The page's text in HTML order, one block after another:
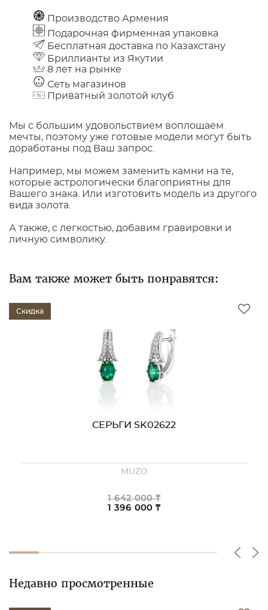
Производство Армения
Подарочная фирменная упаковка
Бесплатная доставка по Казахстану
Бриллианты из Якутии
8 лет на рынке
Сеть магазинов
Приватный золотой клуб
Мы с большим удовольствием воплощаем
мечты, поэтому уже готовые модели могут быть
доработаны под Ваш запрос.
Например, мы можем заменить камни на те,
которые астрологически благоприятны для
Вашего знака. Или изготовить модель из другого
вида золота.
А также, с легкостью, добавим гравировки и
личную символику.
Вам также может быть понравятся:
Скидка
СЕРЬГИ SK02622
MUZO
1 642 000 ₸
1 396 000 ₸
Недавно просмотренные